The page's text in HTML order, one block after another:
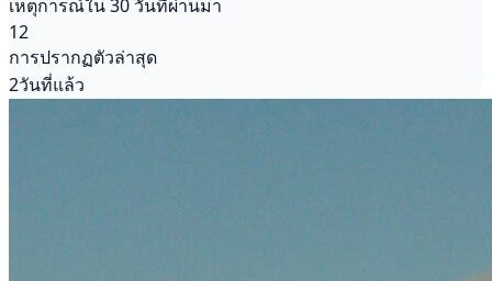
เหตุการณ์ใน 30 วันที่ผ่านมา
12
การปรากฏตัวล่าสุด
2วันที่แล้ว